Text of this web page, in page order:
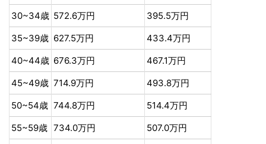
30~34歳 572.6万円
395.5万円
35~39歳 627.5万円
433.4万円
40~44歳 676.3万円
467.1万円
45~49歳 714.9万円
493.8万円
50~54歳 744.8万円
514.4万円
55~59歳 734.0万円
507.0万円